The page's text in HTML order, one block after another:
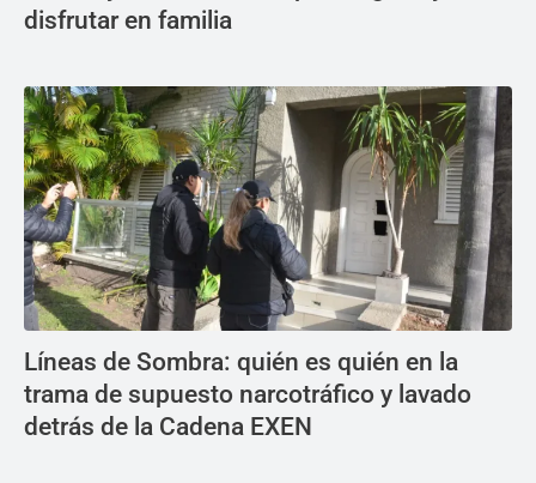
disfrutar en familia
Líneas de Sombra: quién es quién en la
trama de supuesto narcotráfico y lavado
detrás de la Cadena EXEN